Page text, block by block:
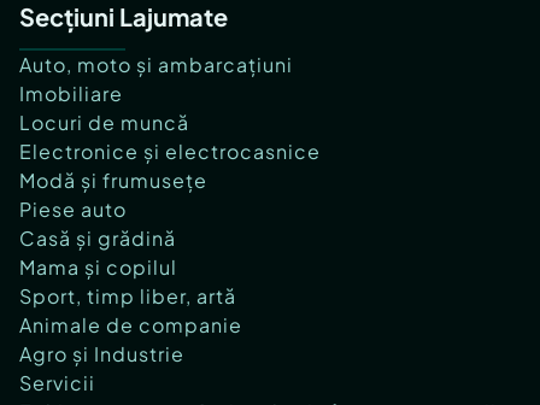
Secțiuni Lajumate
Auto, moto și ambarcațiuni
Imobiliare
Locuri de muncă
Electronice și electrocasnice
Modă și frumusețe
Piese auto
Casă și grădină
Mama și copilul
Sport, timp liber, artă
Animale de companie
Agro și Industrie
Servicii